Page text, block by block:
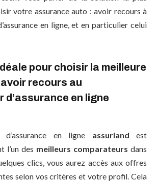
votre assurance auto : avoir recours à
en ligne, et en particulier celui
pour choisir la meilleure
recours au
d’assurance en ligne
d’assurance en ligne assurland est
l’un des meilleurs comparateurs dans
clics, vous aurez accès aux offres
selon vos critères et votre profil. Cela